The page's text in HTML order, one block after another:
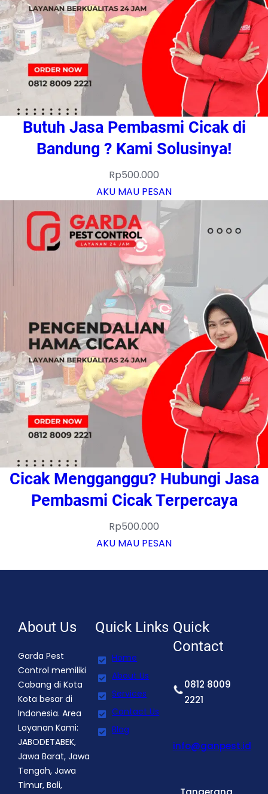
Butuh Jasa Pembasmi Cicak di
Bandung ? Kami Solusinya!
Rp500.000
AKU MAU PESAN
Cicak Mengganggu? Hubungi Jasa
Pembasmi Cicak Terpercaya
Rp500.000
AKU MAU PESAN
About Us
Garda Pest
Control memiliki
Cabang di Kota
Kota besar di
Indonesia. Area
Layanan Kami:
JABODETABEK,
Jawa Barat, Jawa
Tengah, Jawa
Timur, Bali,
Quick Links
Home
About Us
Services
Contact Us
Blog
Quick
Contact
0812 8009
2221
info@ganpest.id